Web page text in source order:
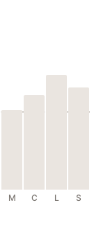
M C L S